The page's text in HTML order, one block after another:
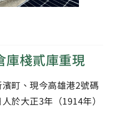
庫棧貳庫重現
町、現今高雄港2號碼
於大正3年（1914年）